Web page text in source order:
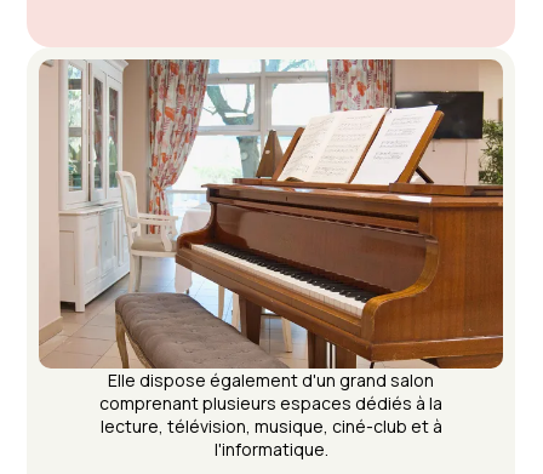
Elle dispose également d'un grand salon
comprenant plusieurs espaces dédiés à la
lecture, télévision, musique, ciné-club et à
l'informatique.